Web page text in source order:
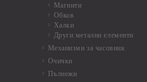
Магнити
Обков
Халки
Други метални елементи
Механизми за часовник
Очички
Пълнежи